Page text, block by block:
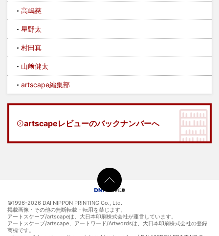
高嶋慈
星野太
村田真
山﨑健太
artscape編集部
artscapeレビューのバックナンバーへ
©1996-2026 DAI NIPPON PRINTING Co., Ltd.
掲載画像・その他の無断転載・転用を禁じます。
アートスケープ/artscapeは、大日本印刷株式会社が運営しています。
アートスケープ/artscape、アートワード/Artwordsは、大日本印刷株式会社の登録
商標です。